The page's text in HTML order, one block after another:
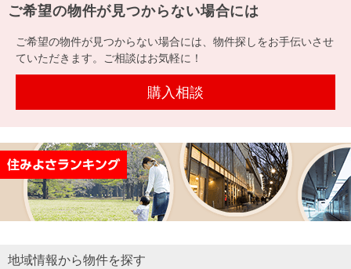
ンを
探す
一戸
建て
す
用
物
件
を
す
件を
探す
定
談
売却
金額
試算
売却向け
周辺相場
住まい1プ
経営ビジ
ョン
組織図
役員一
沿革
本社地
図
（電子ブ
ック版）
提携企業にお勤めの方
閉じる
ご希望の物件が見つからない場合には
ご希望の物件が見つからない場合には、物件探しをお手伝いさせ
ていただきます。ご相談はお気軽に！
購入相談
地域情報から物件を探す